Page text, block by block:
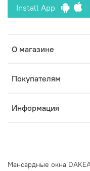
О магазине
Покупателям
Информация
Install App
Мансардные окна